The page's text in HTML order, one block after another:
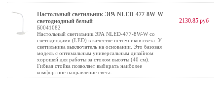
Настольный светильник ЭРА NLED-477-8W-W
светодиодный белый
Б0041082
Настольный светильник ЭРА NLED-477-8W-W со
светодиодами (LED) в качестве источников света. У
светильника выключатель на основании. Это базовая
модель с оптимальным универсальным дизайном
хорошей для работы за столом высоты (40 см).
Гибкая стойка позволяет выбирать наиболее
комфортное направление света.
2130.85 руб